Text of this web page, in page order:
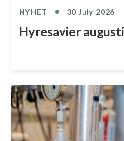
NYHET 30 July 2026
Hyresavier augusti